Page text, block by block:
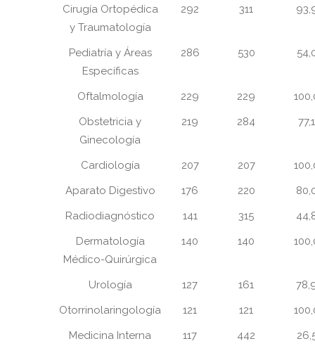
Cirugía Ortopédica
y Traumatología
292 311
Pediatría y Áreas
Específicas
286 530
Oftalmología 229 229
Obstetricia y
Ginecología
219 284
Cardiología 207 207
Aparato Digestivo
176 220
Radiodiagnóstico
141 315
Dermatología
Médico-Quirúrgica
140 140
Urología 127 161
Otorrinolaringología
121 121
Medicina Interna
117 442